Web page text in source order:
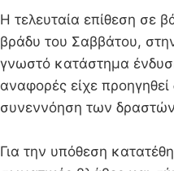
Η τελευταία επίθεση σε
βράδυ του Σαββάτου,
γνωστό κατάστημα
αναφορές είχε προηγηθεί
συνεννόηση των
Για την υπόθεση